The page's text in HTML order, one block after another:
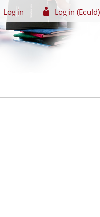
Log in Log in (EduId)